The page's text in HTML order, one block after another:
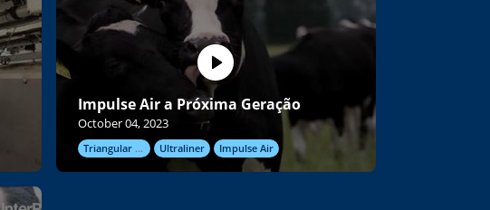
Impulse Air a Próxima Geração
October 04, 2023
Triangular inflations Ultraliner Impulse Air